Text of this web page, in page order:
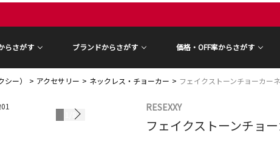
らさがす ブランドからさがす 価格・OFF率からさがす
シー） アクセサリー ネックレス・チョーカー フェイクストーンチョーカー
RESEXXY
フェイクストーンチョ